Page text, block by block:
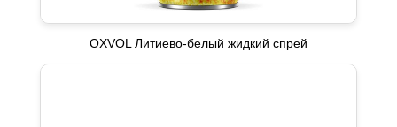
OXVOL Литиево-белый жидкий спрей